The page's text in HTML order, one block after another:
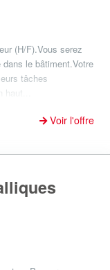
(H/F).Vous serez
le bâtiment.Votre
tâches
Voir l'offre